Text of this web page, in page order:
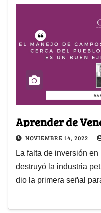
Aprender de
NOVIEMBRE 14, 2022
La falta de inversión
destruyó la industria
dio la primera señal